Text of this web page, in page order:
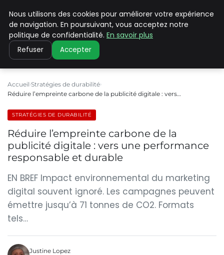
CLIMATE C ADVANCED
Accueil Stratégies de durabilité
Réduire l’empreinte carbone de la publicité digitale : vers…
STRATÉGIES DE DURABILITÉ
Réduire l’empreinte carbone de la
publicité digitale : vers une performance
responsable et durable
EN BREF Impact environnemental du marketing
digital souvent ignoré. Les campagnes peuvent
émettre jusqu’à 71 tonnes de CO2. Formats
tels…
Justine Lopez
Nous utilisons des cookies pour améliorer votre expérience
de navigation. En poursuivant, vous acceptez notre
politique de confidentialité. En savoir plus
Refuser Accepter